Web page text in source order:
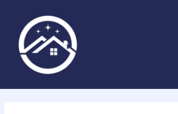
springen